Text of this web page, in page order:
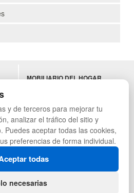
MOBILIARIO DEL HOGAR
MUEBLES VINTAGE
TERRAZAS CON PALETS
NADADORES
EQUIPAMIENTO HOSTELERÍA
ESTANTERÍAS
y de terceros para mejorar tu
analizar el tráfico del sitio y
Puedes aceptar todas las cookies,
preferencias de forma individual.
todas
necesarias